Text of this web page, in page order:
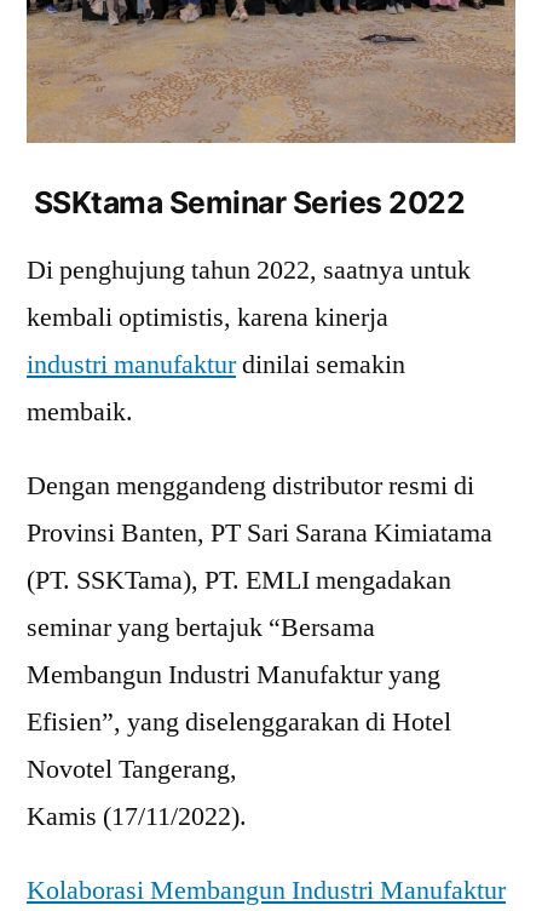
SSKtama Seminar Series 2022
Di penghujung tahun 2022, saatnya untuk
kembali optimistis, karena kinerja
industri manufakturdinilai semakin
membaik.
Dengan menggandeng distributor resmi di
Provinsi Banten, PT Sari Sarana Kimiatama
(PT. SSKTama), PT. EMLI mengadakan
seminar yang bertajuk “Bersama
Membangun Industri Manufaktur yang
Efisien”, yang diselenggarakan di Hotel
Novotel Tangerang,
Kamis (17/11/2022).
Kolaborasi Membangun Industri Manufaktur